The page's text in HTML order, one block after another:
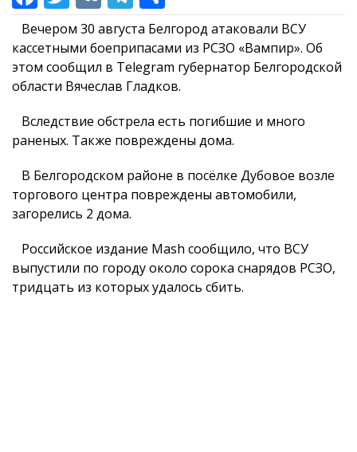
Вечером 30 августа Белгород атаковали ВСУ
кассетными боеприпасами из РСЗО «Вампир». Об
этом сообщил в Telegram губернатор Белгородской
области Вячеслав Гладков.
Вследствие обстрела есть погибшие и много
раненых. Также повреждены дома.
В Белгородском районе в посёлке Дубовое возле
торгового центра повреждены автомобили,
загорелись 2 дома.
Российское издание Mash сообщило, что ВСУ
выпустили по городу около сорока снарядов РСЗО,
тридцать из которых удалось сбить.